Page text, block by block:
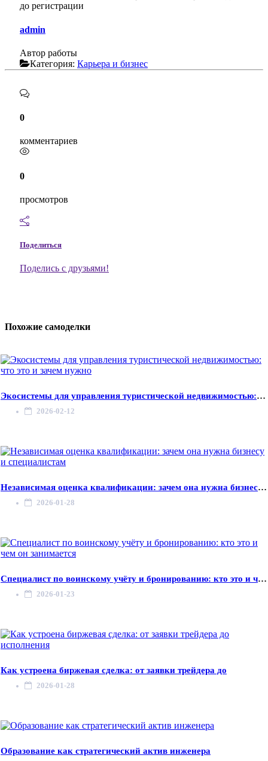
admin
Автор работы
Категория: Карьера и бизнес
0
комментариев
0
просмотров
Поделиться
Поделись с друзьями!
Похожие самоделки
Экосистемы для управления туристической недвижимостью: что
2026-02-12
Независимая оценка квалификации: зачем она нужна бизнесу и
2026-01-28
Специалист по воинскому учёту и бронированию: кто это и чем
2026-01-23
Как устроена биржевая сделка: от заявки трейдера до
2026-01-28
Образование как стратегический актив инженера